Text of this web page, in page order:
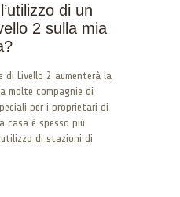
di un
2 sulla mia
di Livello 2 aumenterà la
molte compagnie di
per i proprietari di
casa è spesso più
di stazioni di